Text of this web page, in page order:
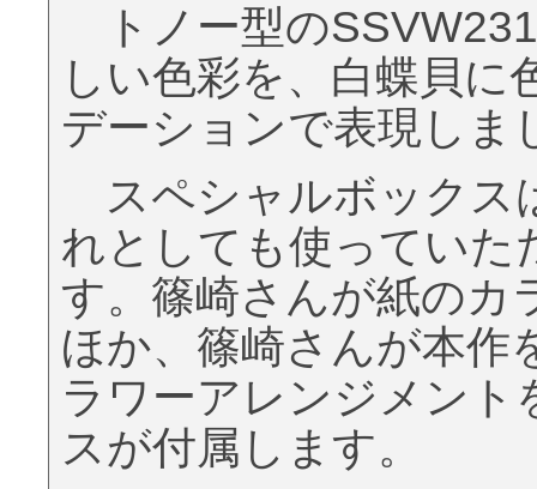
トノー型の
しい色彩を、白蝶貝に
デーションで表現しま
スペシャルボックス
れとしても使っていた
す。篠崎さんが紙のカ
ほか、篠崎さんが本作
ラワーアレンジメント
スが付属します。